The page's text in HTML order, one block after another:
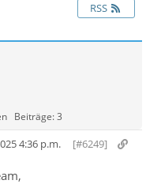
RSS
Beiträge: 3
4:36 p.m. [#6249]